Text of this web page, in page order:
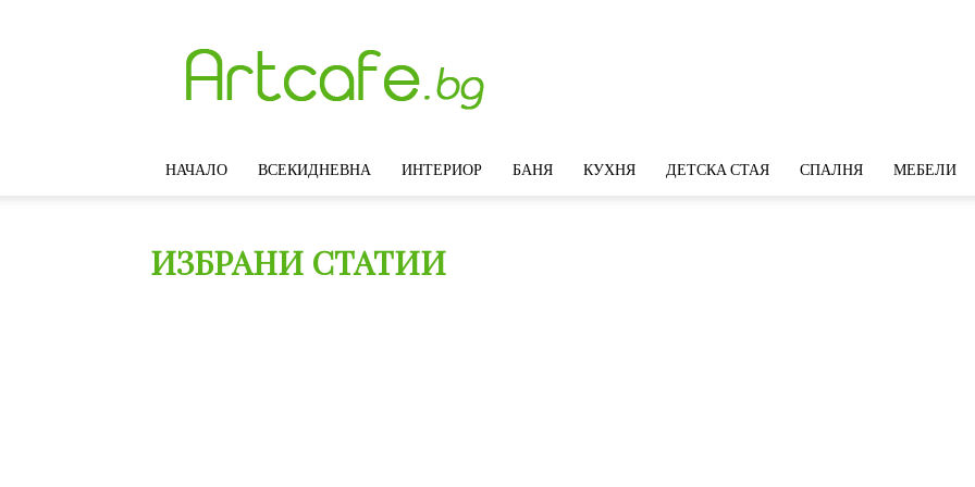
–
Модерни
дизайн,
декорация
на
НАЧАЛО ВСЕКИДНЕВНА ИНТЕРИОР БАНЯ КУХНЯ ДЕТСКА СТАЯ СПАЛНЯ МЕБЕЛИ
ИЗБРАНИ СТАТИИ